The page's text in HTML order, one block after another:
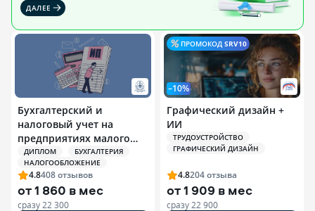
ДАЛЕЕ
Бухгалтерский и
налоговый учет на
предприятиях малого
бизнеса и
индивидуальных
предпринимателей (ИП)
ДИПЛОМ
БУХГАЛТЕРИЯ
НАЛОГООБЛОЖЕНИЕ
4.8408отзывов
от1 860 в мес
сразу 22 300
ПРОМОКОД SRV10
–10%
Графический дизайн +
ИИ
ТРУДОУСТРОЙСТВО
ГРАФИЧЕСКИЙ ДИЗАЙН
4.8204отзыва
от1 909 в мес
сразу 22 900